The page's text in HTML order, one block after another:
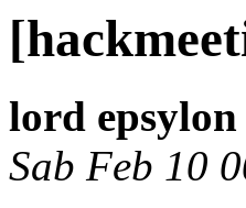
lord epsylon
Sab Feb 10